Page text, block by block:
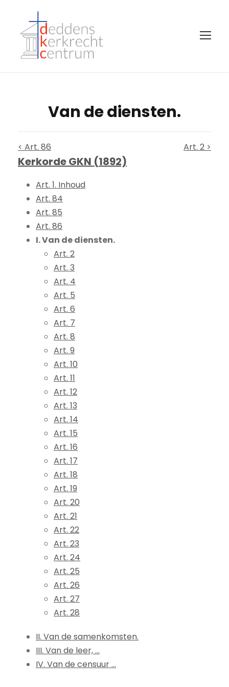
Van de diensten.
< Art. 86 Art. 2 >
Kerkorde GKN (1892)
Art. 1. Inhoud
Art. 84
Art. 85
Art. 86
I. Van de diensten.
Art. 2
Art. 3
Art. 4
Art. 5
Art. 6
Art. 7
Art. 8
Art. 9
Art. 10
Art. 11
Art. 12
Art. 13
Art. 14
Art. 15
Art. 16
Art. 17
Art. 18
Art. 19
Art. 20
Art. 21
Art. 22
Art. 23
Art. 24
Art. 25
Art. 26
Art. 27
Art. 28
II. Van de samenkomsten.
III. Van de leer, ...
IV. Van de censuur ...